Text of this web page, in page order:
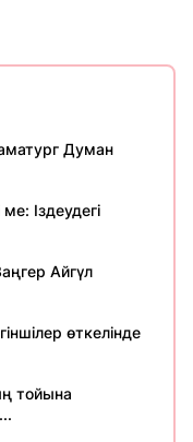
Думан
Іздеудегі
Айгүл
өткелінде
тойына